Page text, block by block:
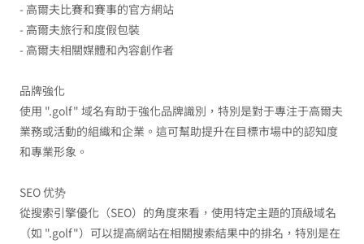
- 高爾夫比賽和賽事的官方網站
- 高爾夫旅行和度假包裝
- 高爾夫相關媒體和內容創作者
品牌強化
使用 ".golf" 域名有助于強化品牌識別，特別是對于專注于高爾夫
業務或活動的組織和企業。這可幫助提升在目標市場中的認知度
和專業形象。
SEO 优势
從搜索引擎優化（SEO）的角度來看，使用特定主題的頂級域名
（如 ".golf"）可以提高網站在相關搜索結果中的排名，特別是在